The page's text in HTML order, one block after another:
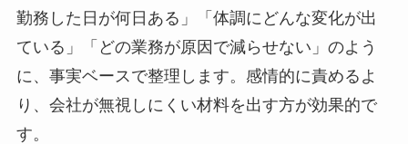
勤務した日が何日ある」「体調にどんな変化が出
ている」「どの業務が原因で減らせない」のよう
に、事実ベースで整理します。感情的に責めるよ
り、会社が無視しにくい材料を出す方が効果的で
す。